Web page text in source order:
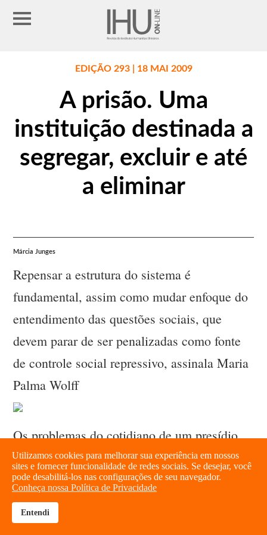
EDIÇÃO 293 | 18 MAI 2009
A prisão. Uma
instituição destinada a
segregar, excluir e até
a eliminar
Márcia Junges
Repensar a estrutura do sistema é
fundamental, assim como mudar enfoque do
entendimento das questões sociais, que
devem parar de ser penalizadas como fonte
de controle social repressivo, assinala Maria
Palma Wolff
Os problemas do cotidiano de um presídio
feminino como o Madre Pelletier, de Porto
Alegre, são os mesmos que afligem as
instituições destinadas aos homens, assinala
a Profa. Dra.
brightness_high
Utilizamos cookies para melhorar sua experiência em nossos
sites e fornecer funcionalidade de redes sociais. Se desejar, você
pode desabilitá-los nas configurações de seu navegador.
Conheça nossa Política de Privacidade
Entendi